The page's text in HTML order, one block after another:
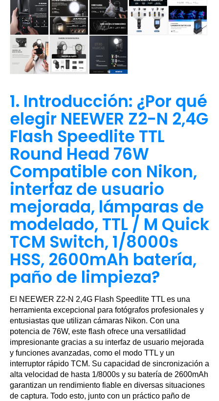
1. Introducción: ¿Por qué
elegir NEEWER Z2-N 2,4G
Flash Speedlite TTL
Round Head 76W
Compatible con Nikon,
interfaz de usuario
mejorada, lámparas de
modelado, TTL / M Quick
TCM Switch, 1/8000s
HSS, 2600mAh batería,
paño de limpieza?
El NEEWER Z2-N 2,4G Flash Speedlite TTL es una
herramienta excepcional para fotógrafos profesionales y
entusiastas que utilizan cámaras Nikon. Con una
potencia de 76W, este flash ofrece una versatilidad
impresionante gracias a su interfaz de usuario mejorada
y funciones avanzadas, como el modo TTL y un
interruptor rápido TCM. Su capacidad de sincronización a
alta velocidad de hasta 1/8000s y su batería de 2600mAh
garantizan un rendimiento fiable en diversas situaciones
de captura. Todo esto, junto con un práctico paño de